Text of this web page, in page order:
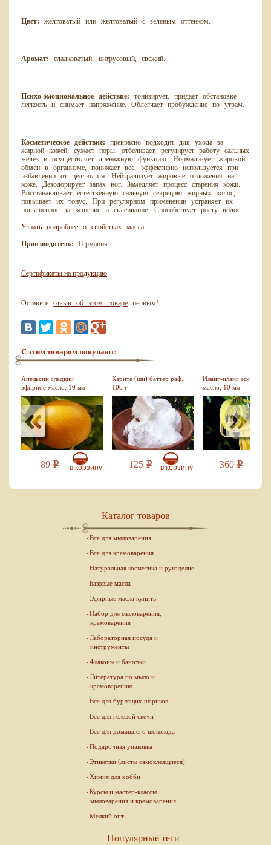
Цвет: желтоватый или желтоватый с зеленым оттенком.
Аромат: сладковатый, цитрусовый, свежий.
Психо-эмоциональное действие: тонизирует. придает обстановке
легкость и снимает напряжение. Облегчает пробуждение по утрам.
Косметическое действие: прекрасно подходит для ухода за
жирной кожей: сужает поры, отбеливает, регулирует работу сальных
желез и осуществляет дренажную функцию. Нормализует жировой
обмен в организме, понижает вес, эффективно используется при
избавлении от целлюлита. Нейтрализует жировые отложения на
коже. Дезодорирует запах ног. Замедляет процесс старения кожи.
Восстанавливает естественную сальную секрецию жирных волос,
повышает их тонус. При регулярном применении устраняет их
повышенное загрязнение и склеивание. Способствует росту волос.
Узнать подробнее о свойствах масла
Производитель: Германия
Сертификаты на продукцию
Оставьте отзыв об этом товаре первым!
С этим товаром покупают:
Апельсин сладкий
эфирное масло, 10 мл
89 Р в корзину
Карите (ши) баттер раф.,
100 г
125 Р в корзину
Иланг-иланг эфирное
масло, 10 мл
360 Р
Каталог товаров
Все для мыловарения
Все для кремоварения
Натуральная косметика и рукоделие
Базовые масла
Эфирные масла купить
Набор для мыловарения,
кремоварения
Лабораторная посуда и
инструменты
Флаконы и баночки
Литература по мыло и
кремоварению
Все для бурлящих шариков
Все для гелевой свечи
Все для домашнего шоколада
Подарочная упаковка
Этикетки (листы самоклеящиеся)
Химия для хобби
Курсы и мастер-классы
мыловарения и кремоварения
Мелкий опт
Популярные теги